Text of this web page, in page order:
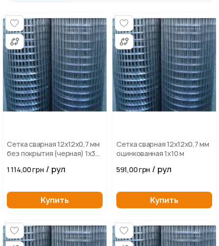
убыванию
Сетка сварная 12х12х0,7 мм
без покрытия (черная) 1х30
1 114,00 грн / рул
Купить
Сетка сварная 12х12х0,7 мм
оцинкованная 1х10 м
591,00 грн / рул
Купить